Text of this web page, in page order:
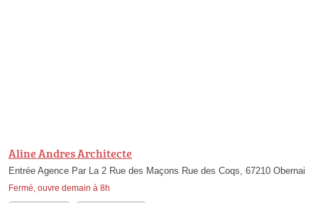
Aline Andres Architecte
Entrée Agence Par La 2 Rue des Maçons Rue des Coqs, 67210 Obernai
Fermé, ouvre demain à 8h